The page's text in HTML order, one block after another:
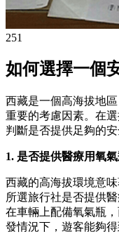
251
如何選擇一個
西藏是一個高海拔地
重要的考慮因素。在
判斷是否提供足夠的安
1. 是否提供醫療用氧氣
西藏的高海拔環境意
所選旅行社是否提供
在車輛上配備氧氣瓶
發情況下，遊客能夠得